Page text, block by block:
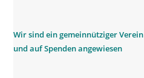
Wir sind ein gemeinnütziger Verein
und auf Spenden angewiesen